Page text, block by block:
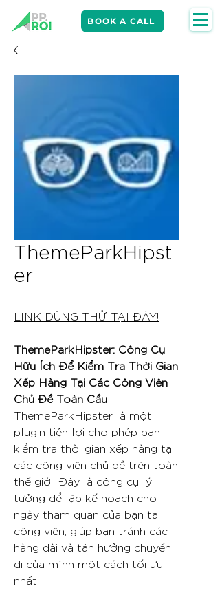
BOOK A CALL
ThemeParkHipst
er
LINK DÙNG THỬ TẠI ĐÂY!
ThemeParkHipster: Công Cụ
Hữu Ích Để Kiểm Tra Thời Gian
Xếp Hàng Tại Các Công Viên
Chủ Đề Toàn Cầu
ThemeParkHipster là một
plugin tiện lợi cho phép bạn
kiểm tra thời gian xếp hàng tại
các công viên chủ đề trên toàn
thế giới. Đây là công cụ lý
tưởng để lập kế hoạch cho
ngày tham quan của bạn tại
công viên, giúp bạn tránh các
hàng dài và tận hưởng chuyến
đi của mình một cách tối ưu
nhất.